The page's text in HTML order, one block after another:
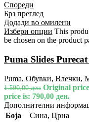
Спореди
Брз преглед
Додади во омилени
Избери опции This
be chosen on the product
Puma Slides
Puma, Обувки, Влечки,
1.590,00ден Original
price is: 790,00 ден.
Дополнителни
Боја
Сина, Црна